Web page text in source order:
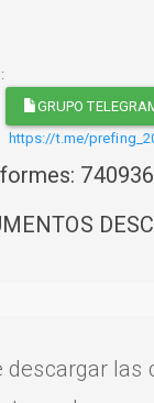
GRUPO
https://t.me/
descargar las